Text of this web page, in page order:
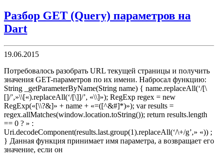
Разбор GET (Query) параметров на
Dart
19.06.2015
Потребовалось разобрать URL текущей страницы и получить
значения GET-параметров по их имени. Набросал функцию:
String _getParameterByName(String name) { name.replaceAll(‘/[\
[]/’,»\\[«).replaceAll(‘/[\]]/’, «\\]»); RegExp regex = new
RegExp(«[\\?&]» + name + «=([^&#]*)»); var results =
regex.allMatches(window.location.toString()); return results.length
== 0 ? » :
Uri.decodeComponent(results.last.group(1).replaceAll(‘/\+/g’,» «)) ;
} Данная функция принимает имя параметра, а возвращает его
значение, если он